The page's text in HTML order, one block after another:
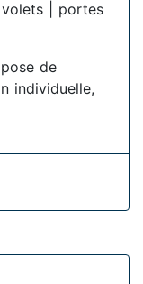
volets | portes
de
individuelle,